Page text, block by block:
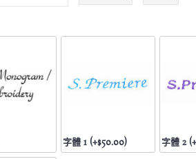
字體 1 (+$50.00) 字體 2